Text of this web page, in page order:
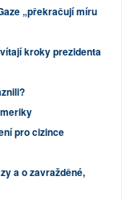
„překračují míru
kroky prezidenta
pro cizince
a o zavražděné,